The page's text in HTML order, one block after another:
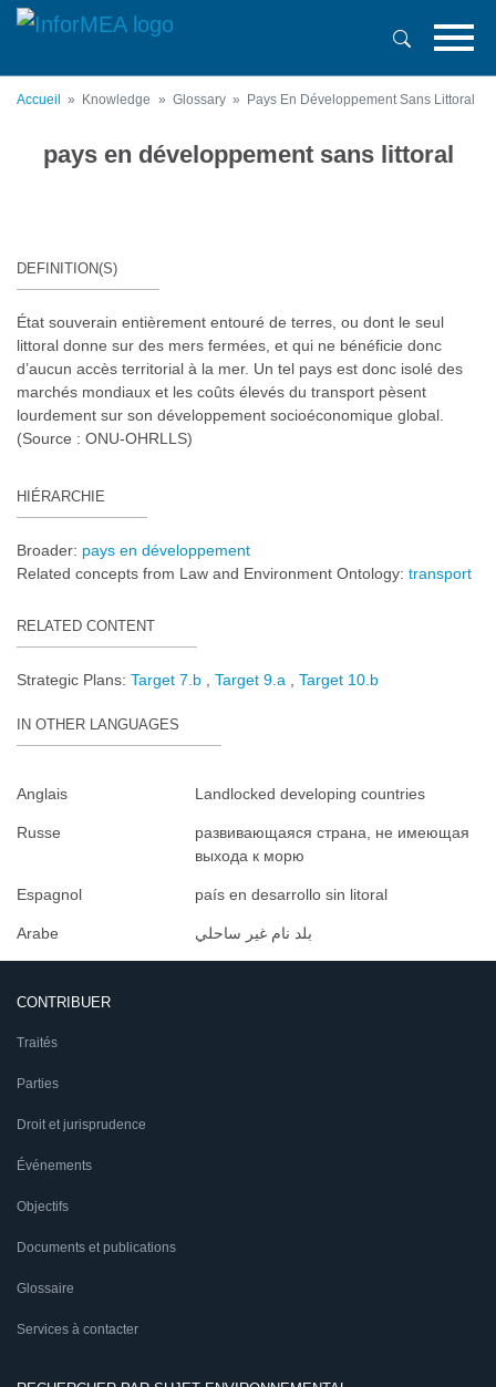
Aller
principal
Accueil Knowledge Glossary Pays En Développement Sans Littoral
pays en développement sans littoral
DEFINITION(S)
État souverain entièrement entouré de terres, ou dont le seul
littoral donne sur des mers fermées, et qui ne bénéficie donc
d’aucun accès territorial à la mer. Un tel pays est donc isolé des
marchés mondiaux et les coûts élevés du transport pèsent
lourdement sur son développement socioéconomique global.
(Source : ONU-OHRLLS)
HIÉRARCHIE
Broader: pays en développement
Related concepts from Law and Environment Ontology: transport
RELATED CONTENT
Strategic Plans: Target 7.b Target 9.a Target 10.b
IN OTHER LANGUAGES
Anglais Landlocked developing countries
Russe
развивающаяся страна, не имеющая
выхода к морю
Espagnol país en desarrollo sin litoral
Arabe بلد نام غير ساحلي
CONTRIBUER
Traités
Parties
Droit et jurisprudence
Événements
Objectifs
Documents et publications
Glossaire
Services à contacter